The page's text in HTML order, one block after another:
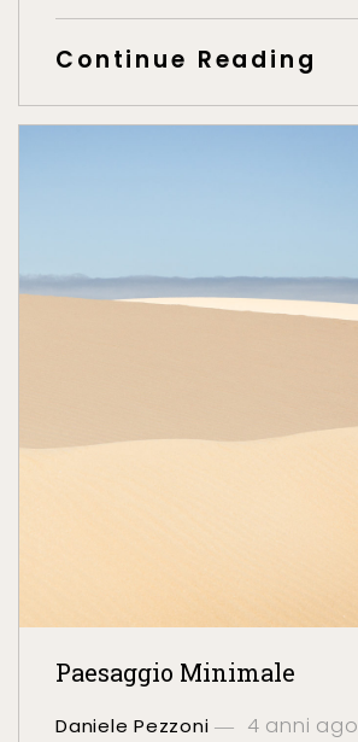
Continue Reading
Paesaggio Minimale
Daniele Pezzoni 4 anni ago